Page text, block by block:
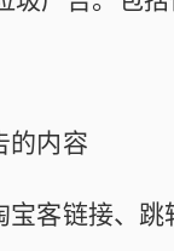
的内容
客链接、